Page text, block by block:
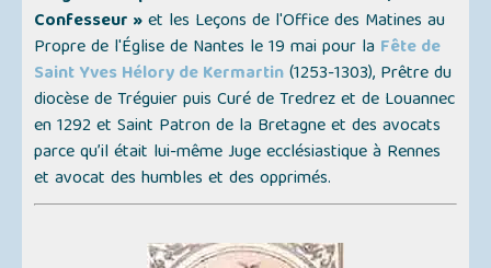
Confesseur »et les Leçons de l'Office des Matines au
Propre de l'Église de Nantes le 19 mai pour la Fête de
Saint Yves Hélory de Kermartin(1253-1303), Prêtre du
diocèse de Tréguier puis Curé de Tredrez et de Louannec
en 1292 et Saint Patron de la Bretagne et des avocats
parce qu’il était lui-même Juge ecclésiastique à Rennes
et avocat des humbles et des opprimés.